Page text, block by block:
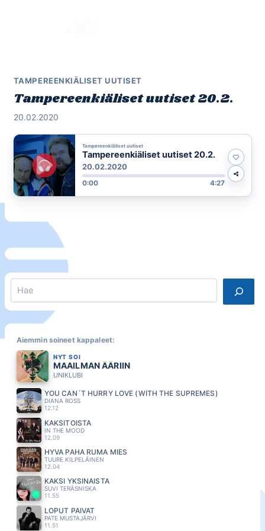
TAMPEREENKIÄLISET UUTISET
Tampereenkiäliset uutiset 20.2.
20.02.2020
Tampereenkiäliset uutiset
Tampereenkiäliset uutiset 20.2.
20.02.2020
0:00 4:27
Aiemmin soineet kappaleet:
NYT SOI
MAAILMAN ÄÄRIIN
UNIKLUBI
YOU CAN´T HURRY LOVE (WITH THE SUPREMES)
DIANA ROSS
12.12
KAKSITOISTA
IN THE MOOD
12.09
HYVA PAHA RUMA MIES
TUURE KILPELÄINEN
12.04
KAKSI YKSINÄISTÄ
SUVI TERÄSNISKA
11.55
LOPUT PÄIVÄT
PATE MUSTAJÄRVI
11.51